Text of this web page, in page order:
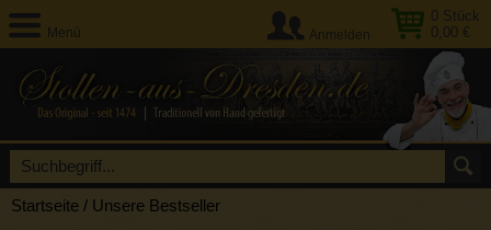
Menü
0 Stück
0,00 €
Anmelden
Startseite / Unsere Bestseller